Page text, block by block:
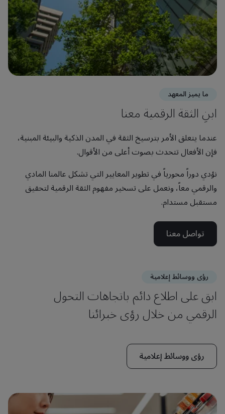
ما يميز المعهد
ابنِ الثقة الرقمية معنا
عندما يتعلق الأمر بترسيخ الثقة في المدن الذكية والبيئة المبنية،
فإن الأفعال تتحدث بصوت أعلى من الأقوال.
نؤدي دوراً محورياً في تطوير المعايير التي تشكل عالمنا المادي
والرقمي معاً، ونعمل على تسخير مفهوم الثقة الرقمية لتحقيق
مستقبل مستدام.
تواصل معنا
رؤى ووسائط إعلامية
ابق على اطلاع دائم باتجاهات التحول
الرقمي من خلال رؤى خبرائنا
رؤى ووسائط إعلامية